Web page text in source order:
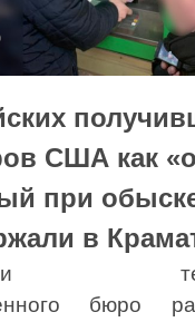
США как
при
в
бюро